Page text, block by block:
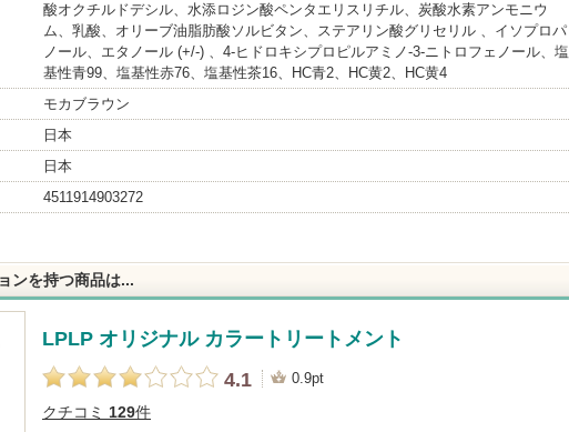
酸オクチルドデシル、水添ロジン酸ペンタエリスリチル、炭酸水素アンモニウ
ム、乳酸、オリーブ油脂肪酸ソルビタン、ステアリン酸グリセリル 、イソプロパ
ノール、エタノール (+/-) 、4-ヒドロキシプロピルアミノ-3-ニトロフェノール、塩
基性青99、塩基性赤76、塩基性茶16、HC青2、HC黄2、HC黄4
モカブラウン
日本
日本
4511914903272
ンを持つ商品は...
LPLP オリジナル カラートリートメント
4.1
0.9pt
クチコミ 129件